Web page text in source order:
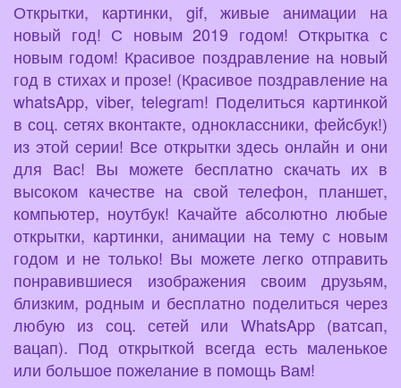
Открытки, картинки, gif, живые анимации на
новый год! С новым 2019 годом! Открытка с
новым годом! Красивое поздравление на новый
год в стихах и прозе! (Красивое поздравление на
whatsApp, viber, telegram! Поделиться картинкой
в соц. сетях вконтакте, одноклассники, фейсбук!)
из этой серии! Все открытки здесь онлайн и они
для Вас! Вы можете бесплатно скачать их в
высоком качестве на свой телефон, планшет,
компьютер, ноутбук! Качайте абсолютно любые
открытки, картинки, анимации на тему с новым
годом и не только! Вы можете легко отправить
понравившиеся изображения своим друзьям,
близким, родным и бесплатно поделиться через
любую из соц. сетей или WhatsApp (ватсап,
вацап). Под открыткой всегда есть маленькое
или большое пожелание в помощь Вам!